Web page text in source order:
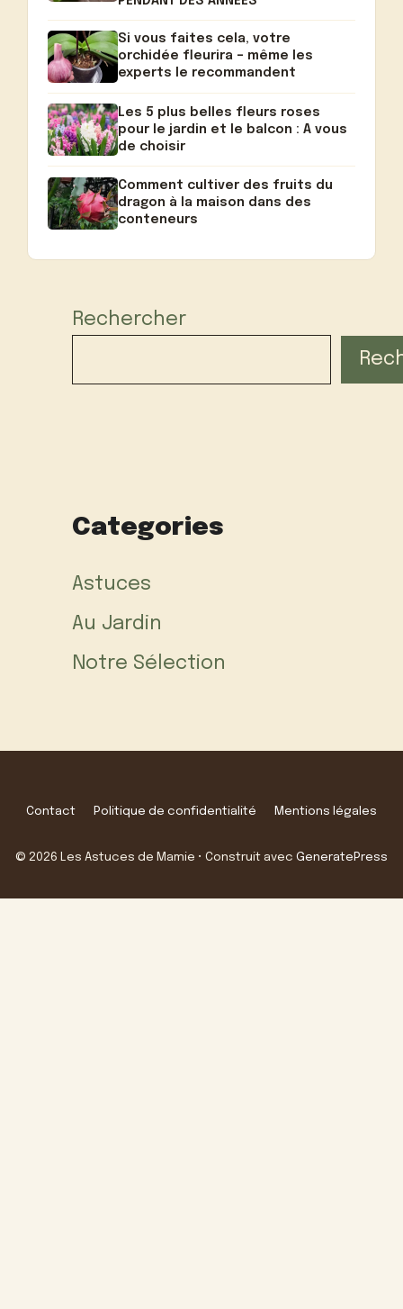
Si vous faites cela, votre
orchidée fleurira – même les
experts le recommandent
Les 5 plus belles fleurs roses
pour le jardin et le balcon : A vous
de choisir
Comment cultiver des fruits du
dragon à la maison dans des
conteneurs
Rechercher
Categories
Astuces
Au Jardin
Notre Sélection
Contact Politique de confidentialité Mentions légales
© 2026 Les Astuces de Mamie • Construit avec GeneratePress